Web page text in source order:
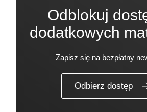
Odblokuj
dodatkowych
Zapisz się na bezpłatny
Odbierz dostęp